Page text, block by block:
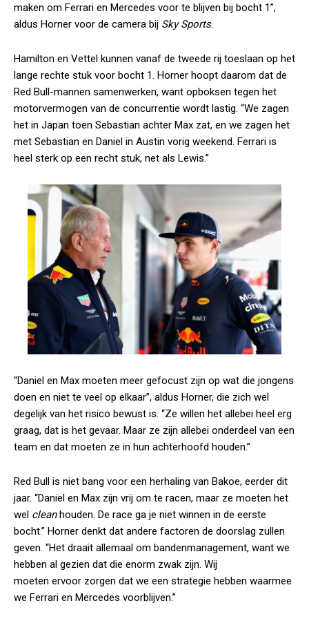
maken om Ferrari en Mercedes voor te blijven bij bocht 1”,
aldus Horner voor de camera bij Sky Sports.
Hamilton en Vettel kunnen vanaf de tweede rij toeslaan op het
lange rechte stuk voor bocht 1. Horner hoopt daarom dat de
Red Bull-mannen samenwerken, want opboksen tegen het
motorvermogen van de concurrentie wordt lastig. “We zagen
het in Japan toen Sebastian achter Max zat, en we zagen het
met Sebastian en Daniel in Austin vorig weekend. Ferrari is
heel sterk op een recht stuk, net als Lewis.”
“Daniel en Max moeten meer gefocust zijn op wat die jongens
doen en niet te veel op elkaar”, aldus Horner, die zich wel
degelijk van het risico bewust is. “Ze willen het allebei heel erg
graag, dat is het gevaar. Maar ze zijn allebei onderdeel van een
team en dat moeten ze in hun achterhoofd houden.”
Red Bull is niet bang voor een herhaling van Bakoe, eerder dit
jaar. “Daniel en Max zijn vrij om te racen, maar ze moeten het
wel cleanhouden. De race ga je niet winnen in de eerste
bocht.” Horner denkt dat andere factoren de doorslag zullen
geven. “Het draait allemaal om bandenmanagement, want we
hebben al gezien dat die enorm zwak zijn. Wij
moeten ervoor zorgen dat we een strategie hebben waarmee
we Ferrari en Mercedes voorblijven.”